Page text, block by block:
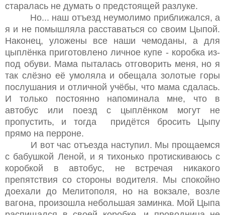
старалась не думать о предстоящей разлуке.
Но... наш отъезд неумолимо приближался, а
я и не помышляла расставаться со своим Цыпой.
Наконец, уложены все наши чемоданы, а для
цыплёнка приготовлено личное купе - коробка из-
под обуви. Мама пыталась отговорить меня, но я
так слёзно её умоляла и обещала золотые горы
послушания и отличной учёбы, что мама сдалась.
И только постоянно напоминала мне, что в
автобус или поезд с цыплёнком могут не
пропустить, и тогда придётся бросить Цыпу
прямо на перроне.
И вот час отъезда наступил. Мы прощаемся
с бабушкой Леной, и я тихонько протискиваюсь с
коробкой в автобус, не встречая никакого
препятствия со стороны водителя. Мы спокойно
доехали до Мелитополя, но на вокзале, возле
вагона, произошла небольшая заминка. Мой Цыпа